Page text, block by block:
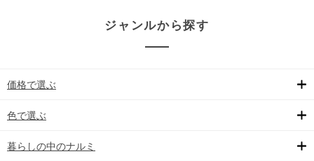
ジャンルから探す
価格で選ぶ
色で選ぶ
暮らしの中のナルミ